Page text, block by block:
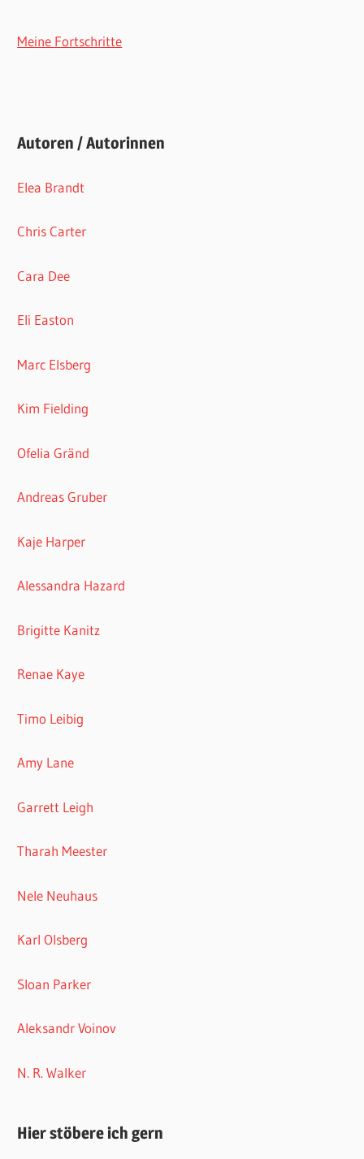
Meine Fortschritte
Autoren / Autorinnen
Elea Brandt
Chris Carter
Cara Dee
Eli Easton
Marc Elsberg
Kim Fielding
Ofelia Gränd
Andreas Gruber
Kaje Harper
Alessandra Hazard
Brigitte Kanitz
Renae Kaye
Timo Leibig
Amy Lane
Garrett Leigh
Tharah Meester
Nele Neuhaus
Karl Olsberg
Sloan Parker
Aleksandr Voinov
N. R. Walker
Hier stöbere ich gern